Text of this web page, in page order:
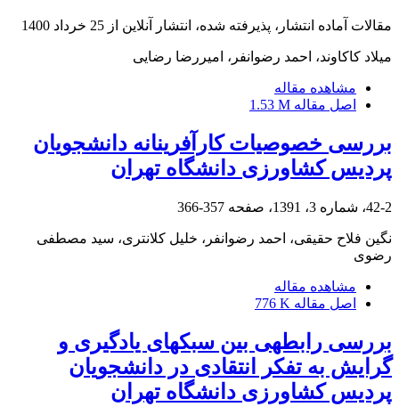
مقالات آماده انتشار، پذیرفته شده، انتشار آنلاین از 25 خرداد 1400
میلاد کاکاوند، احمد رضوانفر، امیررضا رضایی
مشاهده مقاله
اصل مقاله 1.53 M
بررسی خصوصیات کارآفرینانه دانشجویان
پردیس کشاورزی دانشگاه تهران
42-2، شماره 3، 1391، صفحه 357-366
نگین فلاح حقیقی، احمد رضوانفر، خلیل کلانتری، سید مصطفی
رضوی
مشاهده مقاله
اصل مقاله 776 K
بررسی رابطه‏ی بین سبک‏های یادگیری و
گرایش به تفکر انتقادی در دانشجویان
پردیس کشاورزی دانشگاه تهران